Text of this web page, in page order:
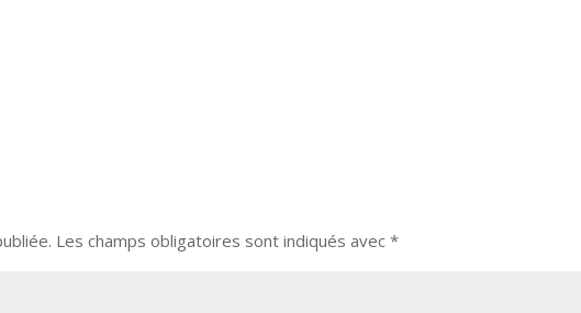
Les champs obligatoires sont indiqués avec*